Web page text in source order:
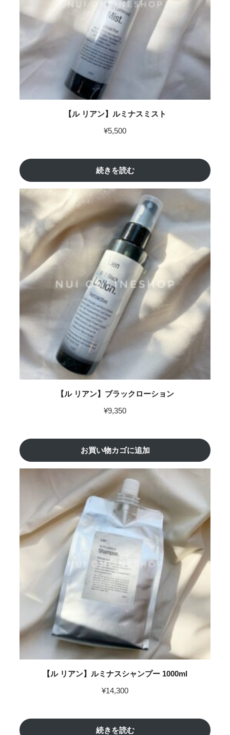
【ル リアン】ルミナスミスト
¥5,500
続きを読む
【ル リアン】ブラックローション
¥9,350
お買い物カゴに追加
【ル リアン】ルミナスシャンプー 1000ml
¥14,300
続きを読む